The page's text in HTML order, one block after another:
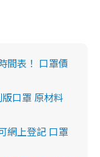
間表！ 口罩價
口罩 原材料
網上登記 口罩